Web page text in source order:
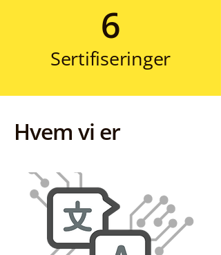
6
Sertifiseringer
Hvem vi er